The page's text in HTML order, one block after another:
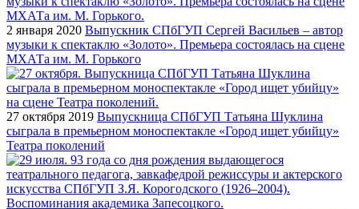
2 января 2020 Выпускник СПбГУП Сергей Васильев – автор
музыки к спектаклю «Золото». Премьера состоялась на сцене
МХАТа им. М. Горького
27 октября 2019 Выпускница СПбГУП Татьяна Шуклина
сыграла в премьерном моноспектакле «Город ищет убийцу»
Театра поколений